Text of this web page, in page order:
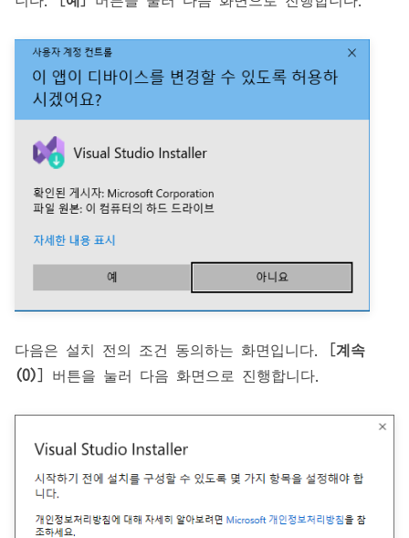
다음은 설치 전의 조건 동의하는 화면입니다. [ 계속
(O)
] 버튼을 눌러 다음 화면으로 진행합니다.